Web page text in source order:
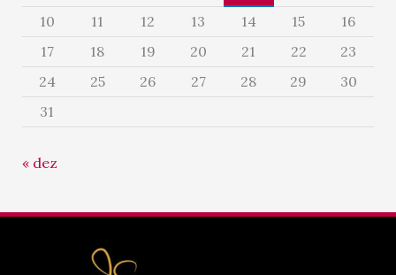
10
11 12 13 14 15
16
17
18 19 20 21 22
23
24
25 26 27 28 29
30
31
« dez